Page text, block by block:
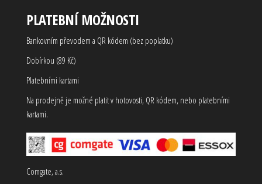
PLATEBNÍ MOŽNOSTI
Bankovním převodem a QR kódem (bez poplatku)
Dobírkou (89 Kč)
Platebními kartami
Na prodejně je možné platit v hotovosti, QR kódem, nebo platebními
kartami.
Comgate, a.s.